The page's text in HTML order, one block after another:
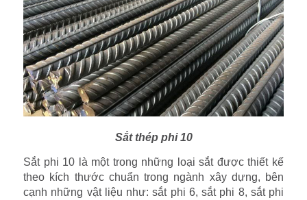
Sắt thép phi 10
Sắt phi 10 là một trong những loại sắt được thiết kế
theo kích thước chuẩn trong ngành xây dựng, bên
cạnh những vật liệu như: sắt phi 6, sắt phi 8, sắt phi